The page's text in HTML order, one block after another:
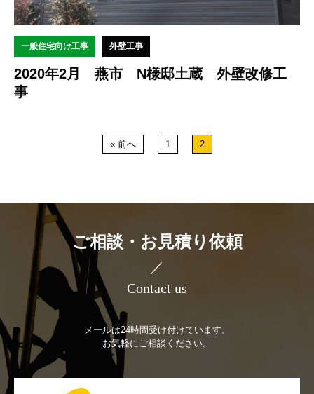
一般住宅向け工事 外壁工事
2020年2月 燕市 N様邸土蔵 外壁改修工
事
« 前へ 1 2
ご相談・お見積り依頼
／
Contact us
メールは24時間受け付けています。
お気軽にご相談ください。